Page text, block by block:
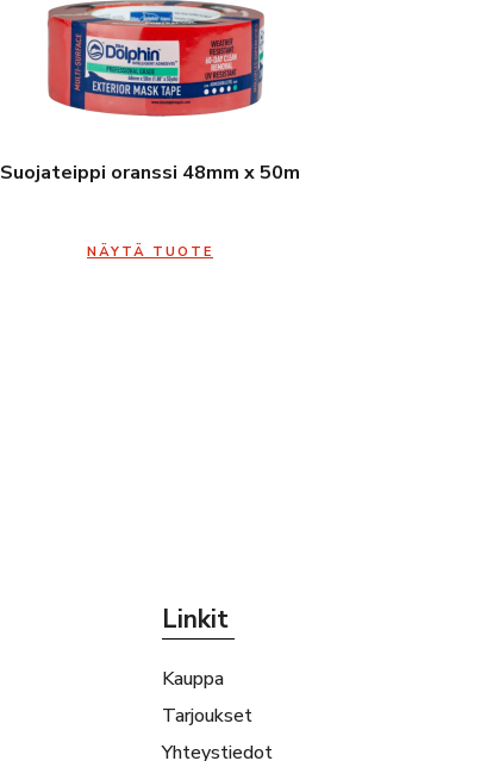
Suojateippi oranssi 48mm x 50m
NÄYTÄ TUOTE
Linkit
Kauppa
Tarjoukset
Yhteystiedot